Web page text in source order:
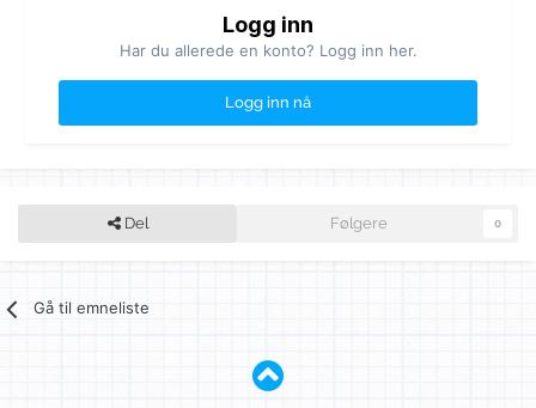
Logg inn
Har du allerede en konto? Logg inn her.
Logg inn nå
Del Følgere 0
Gå til emneliste